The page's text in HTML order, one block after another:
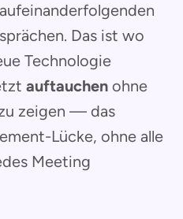
Das ist wo
Technologie
auftauchen ohne
zeigen — das
Lücke, ohne alle
Meeting